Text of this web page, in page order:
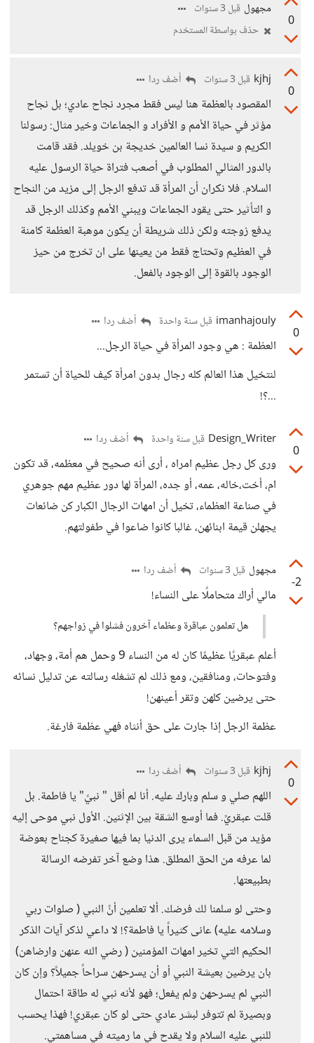
0
مجهول قبل 3 سنوات
حذف بواسطة المستخدم
0
kjhj قبل 3 سنوات أضف ردا
المقصود بالعظمة هنا ليس فقط مجرد نجاح عادي؛ بل نجاح
مؤثر في حياة الأمم و الأفراد و الجماعات وخير مثال: رسولنا
الكريم و سيدة نسا العالمين خديجة بن خويلد. فقد قامت
بالدور المثالي المطلوب في أصعب فتراة حياة الرسول عليه
السلام. فلا نكران أن المرأة قد تدفع الرجل إلى مزيد من النجاح
و التأثير حتى يقود الجماعات ويبني الأمم وكذلك الرجل قد
يدفع زوجته ولكن ذلك شريطة أن يكون موهبة العظمة كامنة
في العظيم وتحتاج فقط من يعينها على ان تخرج من حيز
الوجود بالقوة إلى الوجود بالفعل.
0
imanhajouly قبل سنة واحدة أضف ردا
العظمة : هي وجود المرأة في حياة الرجل...
لنتخيل هذا العالم كله رجال بدون امرأة كيف للحياة أن تستمر
...؟!
0
Design_Writer قبل سنة واحدة أضف ردا
ورى كل رجل عظيم امراه ، أرى أنه صحيح في معظمه، قد تكون
ام، أخت،خاله، عمه، أو جده، المرأة لها دور عظيم مهم جوهري
في صناعة العظماء، تخيل أن امهات الرجال الكبار كن ضائعات
يجهلن قيمة ابنائهن، غالبا كانوا ضاعوا في طفولتهم.
-2
مجهول قبل 3 سنوات أضف ردا
مالي أراك متحاملًا على النساء!
هل تعلمون عباقرة وعظماء آخرون فشلوا في زواجهم؟
أعلم عبقريًا عظيمًا كان له من النساء 9 وحمل هم أمة، وجهاد،
وفتوحات، ومنافقين، ومع ذلك لم تشغله رسالته عن تدليل نسائه
حتى يرضين كلهن وتقر أعينهن!
عظمة الرجل إذا جارت على حق أنثاه فهي عظمة فارغة.
0
kjhj قبل 3 سنوات أضف ردا
اللهم صلي و سلم وبارك عليه. أنا لم أقل " نبيً" يا فاطمة. بل
قلت عبقريً. فما أوسع الشقة بين الإثنين. الأول نبي موحى إليه
مؤيد من قبل السماء يرى الدنيا بما فيها صغيرة كجناح بعوضة
لما عرفه من الحق المطلق. هذا وضع آخر تفرضه الرسالة
بطبيعتها.
وحتى لو سلمنا لك فرضك. ألا تعلمين أنً النبي ( صلوات ربي
وسلامه عليه) عانى كثيراً يا فاطمة؟! لا داعي لذكر آيات الذكر
الحكيم التي تخير امهات المؤمنين ( رضي الله عنهن وارضاهن)
بان يرضين بعيشة النبي أو أن يسرحهن سراحاً جميلاً؟ وإن كان
النبي لم يسرحهن ولم يفعل؛ فهو لأنه نبي له طاقة احتمال
وبصيرة لم تتوفر لبشر عادي حتى لو كان عبقري! فهذا يحسب
للنبي عليه السلام ولا يقدح في ما رميته في مساهمتي.